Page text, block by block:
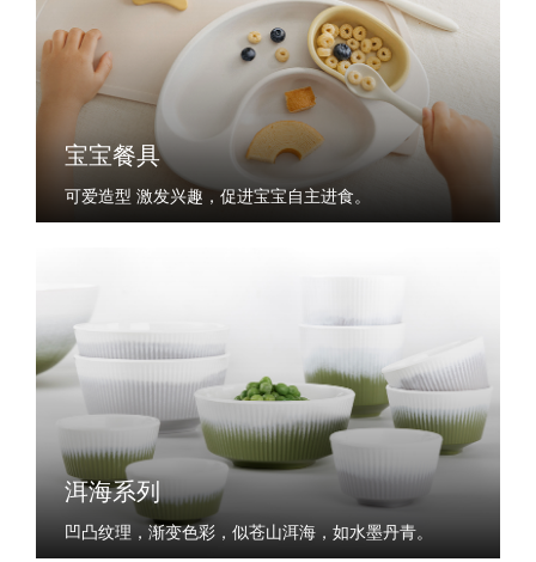
宝宝餐具
可爱造型 激发兴趣，促进宝宝自主进食。
洱海系列
凹凸纹理，渐变色彩，似苍山洱海，如水墨丹青。